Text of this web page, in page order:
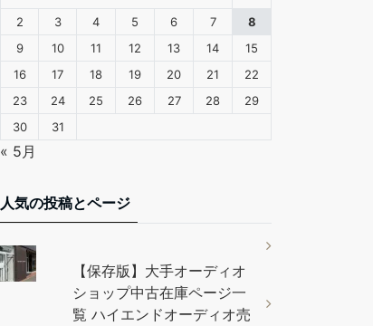
2
3 4 5 6 7
8
9
10 11 12 13 14
15
16
17 18 19 20 21
22
23
24 25 26 27 28
29
30
31
« 5月
人気の投稿とページ
【保存版】大手オーディオ
ショップ中古在庫ページ一
覧 ハイエンドオーディオ売